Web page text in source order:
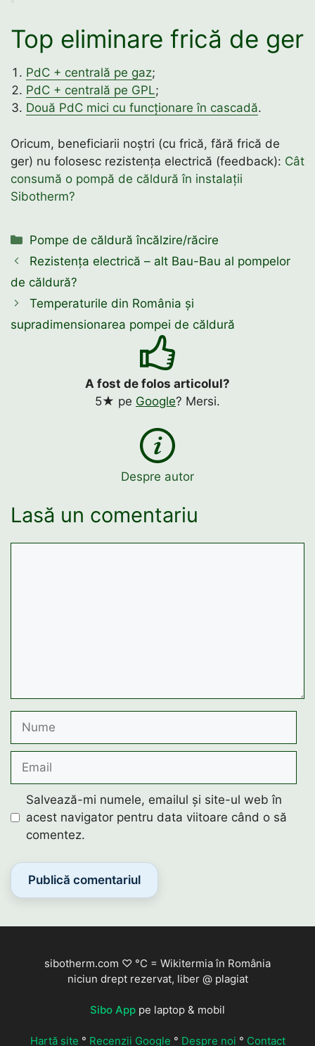
Top eliminare frică de ger
PdC + centrală pe gaz;
PdC + centrală pe GPL;
Două PdC mici cu funcționare în cascadă.
Oricum, beneficiarii noștri (cu frică, fără frică de
ger) nu folosesc rezistența electrică (feedback): Cât
consumă o pompă de căldură în instalații
Sibotherm?
Categorii
Pompe de căldură încălzire/răcire
Rezistența electrică – alt Bau-Bau al pompelor
de căldură?
Temperaturile din România și
supradimensionarea pompei de căldură
A fost de folos articolul?
5★ pe Google? Mersi.
Despre autor
Lasă un comentariu
Nume
Email
Salvează-mi numele, emailul și site-ul web în
acest navigator pentru data viitoare când o să
comentez.
sibotherm.com ♡ °C = Wikitermia în România
niciun drept rezervat, liber @ plagiat
Sibo App pe laptop & mobil
Hartă site ° Recenzii Google ° Despre noi ° Contact